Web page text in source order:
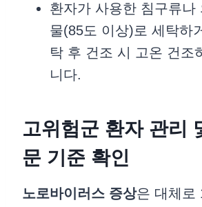
환자가 사용한 침구류나
물(85도 이상)로 세탁하
탁 후 건조 시 고온 건조
니다.
고위험군 환자 관리
문 기준 확인
노로바이러스 증상은 대체로